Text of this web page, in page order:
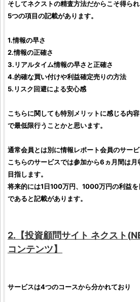
そしてネクストの精査方法だからこそ得られ
5つの項目の記載があります。
1.情報の早さ
2.情報の正確さ
3.リアルタイム情報の早さと正確さ
4.的確な買い付けや利益確定売りの方法
5.リスク回避による安心感
こちらに関しても特別メリットに感じる内
で最低限行うことかと思います。
通常会員とは別に情報レポート会員のサービ
こちらのサービスでは参加から6ヵ月間は
目指します。
将来的には1日100万円、1000万円の利益
であると記載があります。
2.【投資顧問サイト ネクスト(
コンテンツ】
サービスは4つのコースから分かれており